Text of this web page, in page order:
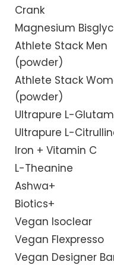
Crank
Magnesium
Athlete Stack Men
(powder)
Athlete Stack
(powder)
Ultrapure L-
Ultrapure L-
Iron + Vitamin C
L-Theanine
Ashwa+
Biotics+
Vegan Isoclear
Vegan Flexpresso
Vegan Designer